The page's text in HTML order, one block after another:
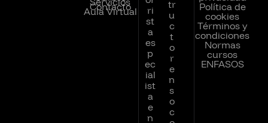
Contacto
Aula Virtual
ri
st
a
es
p
ec
ial
ist
a
e
n
tr
u
c
t
o
r
e
n
s
o
c
Política de
cookies
Términos y
condiciones
Normas
cursos
ENFASOS